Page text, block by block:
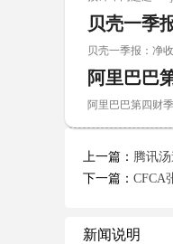
贝壳一季
贝壳一季报：净
阿里巴巴
阿里巴巴第四财
上一篇： 腾讯
下一篇： CFCA
新闻说明